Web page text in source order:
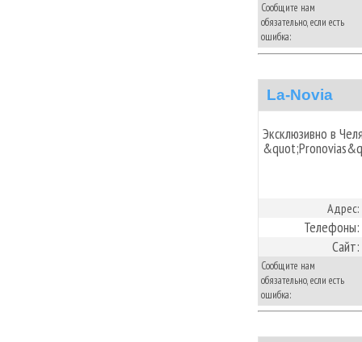
Сообщите нам
обязательно, если есть
ошибка:
La-Novia
Эксклюзивно в
Адрес:
Телефоны:
Сайт:
Сообщите нам
обязательно, если есть
ошибка: